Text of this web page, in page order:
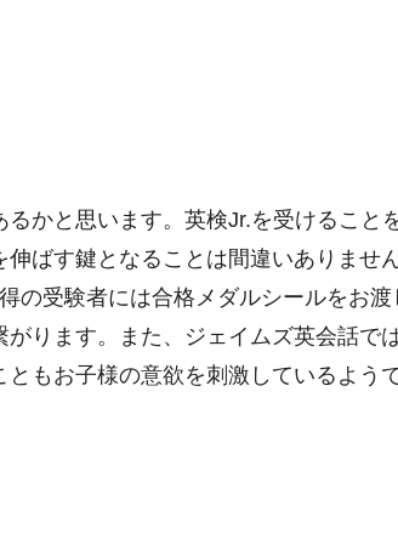
かと思います。英検Jr.を受けること
ばす鍵となることは間違いありませ
の受験者には合格メダルシールをお
ります。また、ジェイムズ英会話で
もお子様の意欲を刺激しているよう